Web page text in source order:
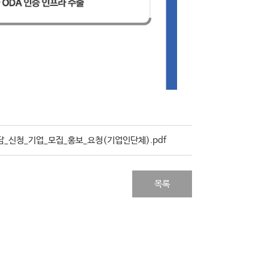
_신청_기업_모집_홍보_요청(기업인단체).pdf
목록